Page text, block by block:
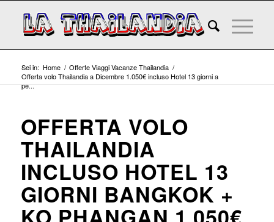
Sei in: Home / Offerte Viaggi Vacanze Thailandia /
Offerta volo Thailandia a Dicembre 1.050€ incluso Hotel 13 giorni a
pe...
OFFERTA VOLO
THAILANDIA
INCLUSO HOTEL 13
GIORNI BANGKOK +